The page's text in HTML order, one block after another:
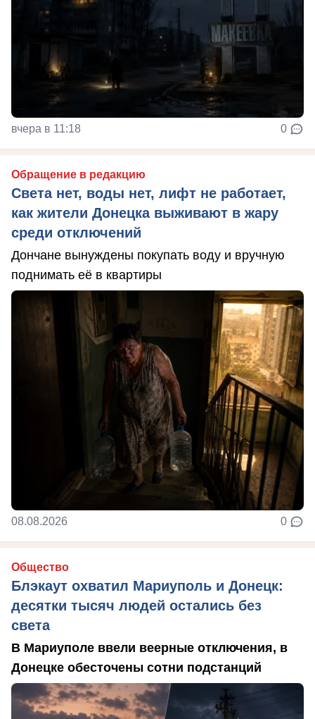
вчера в 11:18 0
Обращение в редакцию
Света нет, воды нет, лифт не работает,
как жители Донецка выживают в жару
среди отключений
Дончане вынуждены покупать воду и вручную
поднимать её в квартиры
08.08.2026 0
Общество
Блэкаут охватил Мариуполь и Донецк:
десятки тысяч людей остались без
света
В Мариуполе ввели веерные отключения, в
Донецке обесточены сотни подстанций